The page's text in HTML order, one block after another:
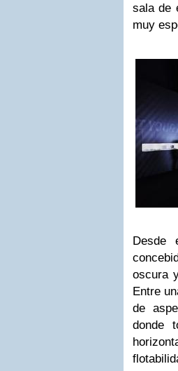
sala de
muy
Desde
oscura
Entre
de
donde